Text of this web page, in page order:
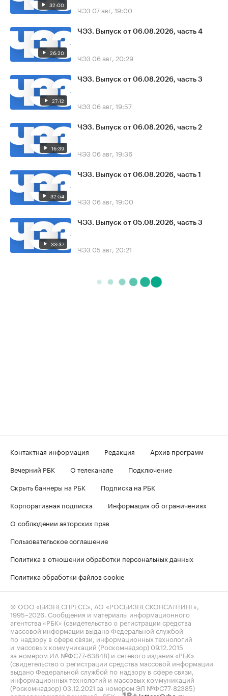
32:00 ЧЭЗ 07 авг, 19:00
26:20
ЧЭЗ. Выпуск от 06.08.2026, часть 4
ЧЭЗ 06 авг, 20:29
27:12
ЧЭЗ. Выпуск от 06.08.2026, часть 3
ЧЭЗ 06 авг, 19:57
16:39
ЧЭЗ. Выпуск от 06.08.2026, часть 2
ЧЭЗ 06 авг, 19:36
32:54
ЧЭЗ. Выпуск от 06.08.2026, часть 1
ЧЭЗ 06 авг, 19:00
33:37
ЧЭЗ. Выпуск от 05.08.2026, часть 3
ЧЭЗ 05 авг, 20:21
Контактная информация Редакция
Архив программ
Вечерний РБК
О телеканале
Подключение
Скрыть баннеры на РБК
Подписка на РБК
Корпоративная подписка
Информация об ограничениях
О соблюдении авторских прав
Пользовательское соглашение
Политика в отношении обработки персональных данных
Политика обработки файлов cookie
© ООО «БИЗНЕСПРЕСС», АО «РОСБИЗНЕСКОНСАЛТИНГ»,
1995–2026 . Сообщения и материалы информационного
агентства «РБК» (свидетельство о регистрации средства
массовой информации выдано Федеральной службой
по надзору в сфере связи, информационных технологий
и массовых коммуникаций (Роскомнадзор) 09.12.2015
за номером ИА №ФС77-63848) и сетевого издания «РБК»
(свидетельство о регистрации средства массовой информации
выдано Федеральной службой по надзору в сфере связи,
информационных технологий и массовых коммуникаций
(Роскомнадзор) 03.12.2021 за номером ЭЛ №ФС77-82385)